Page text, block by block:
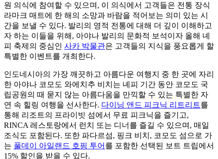
원 의식에 참여할 수 있으며, 이 의식에서 고객들은 전통 장식
라마크 매트에 한 해의 소망과 바람을 적어보는 의미 있는 시
간을 보낼 수 있다. 발리의 영적 전통에 대해 더 깊이 이해하고
자 하는 이들을 위해, 아야나 발리의 문화적 보석이자 올해 녜
피 축제의 중심인 사카 박물관은 고객들의 지식을 풍요롭게 할
특별한 이벤트를 개최한다.
인도네시아의 가장 깨끗하고 아름다운 여행지 중 한 곳에 자리
한 아야나 코모도 와에치추 비치는 녜피 기간 동안 코모도 국
립공원의 때 묻지 않는 아름다움을 만끽할 수 있는 특별한 자
연 속 힐링 여행을 선사한다. 다이닝 앤드 피크닉 리트리트를
통해 리조트의 프라이빗 섬에서 무료 피크닉을 즐기고,
RINCA 레스토랑에서 런치 또는 디너를 즐길 수 있으며, 매일
조식도 포함된다. 또한 파다르섬, 핑크 비치, 코모도 섬으로 가
는 풀데이 아일랜드 호핑 투어 를 포함한 선택된 보트 트립에서
15% 할인을 받을 수 있다.